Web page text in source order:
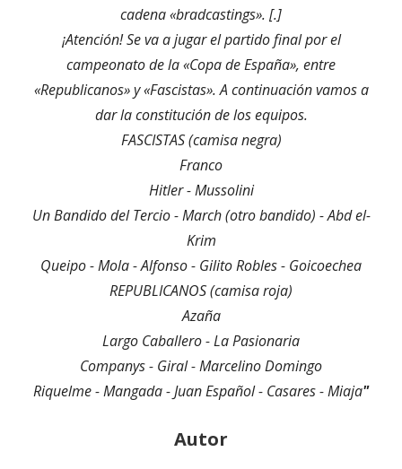
cadena «bradcastings». [.]
¡Atención! Se va a jugar el partido final por el
campeonato de la «Copa de España», entre
«Republicanos» y «Fascistas». A continuación vamos a
dar la constitución de los equipos.
FASCISTAS (camisa negra)
Franco
Hitler - Mussolini
Un Bandido del Tercio - March (otro bandido) - Abd el-
Krim
Queipo - Mola - Alfonso - Gilito Robles - Goicoechea
REPUBLICANOS (camisa roja)
Azaña
Largo Caballero - La Pasionaria
Companys - Giral - Marcelino Domingo
Riquelme - Mangada - Juan Español - Casares - Miaja"
Autor